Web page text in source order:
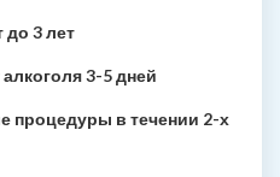
до 3 лет
3-5 дней
процедуры в течении 2-х